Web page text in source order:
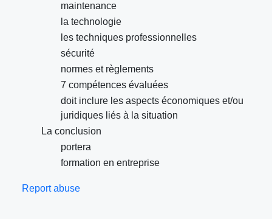
maintenance
la technologie
les techniques professionnelles
sécurité
normes et règlements
7 compétences évaluées
doit inclure les aspects économiques et/ou
juridiques liés à la situation
La conclusion
portera
formation en entreprise
Report abuse